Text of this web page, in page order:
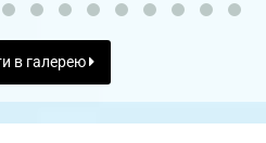
в галерею